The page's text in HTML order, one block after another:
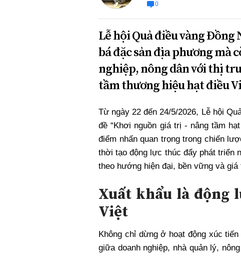
0
Lễ hội Quả điều vàng Đồng
bá đặc sản địa phương mà
nghiệp, nông dân với thị
tầm thương hiệu hạt điều
Từ ngày 22 đến 24/5/2026, Lễ hội
đề “Khơi nguồn giá trị - nâng tầm
điểm nhấn quan trọng trong chiến
thời tạo động lực thúc đẩy phát triển
theo hướng hiện đại, bền vững và giá
Xuất khẩu là động
Việt
Không chỉ dừng ở hoạt động xúc
giữa doanh nghiệp, nhà quản lý,